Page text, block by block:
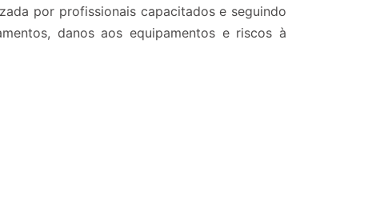
por profissionais capacitados e seguindo
danos aos equipamentos e riscos à